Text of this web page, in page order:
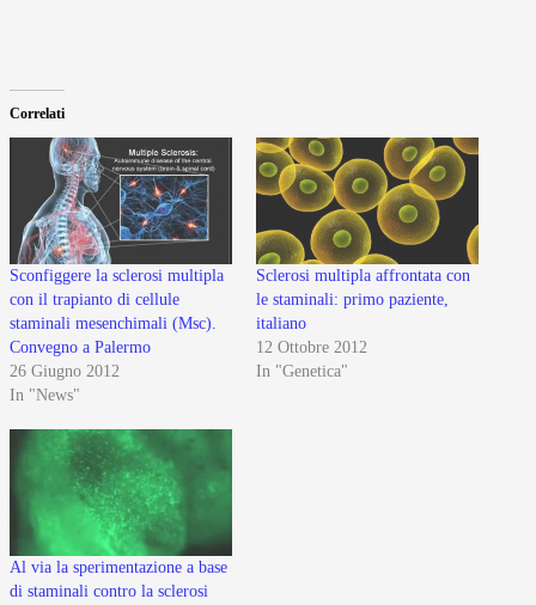
Correlati
Sconfiggere la sclerosi multipla
con il trapianto di cellule
staminali mesenchimali (Msc).
Convegno a Palermo
26 Giugno 2012
In "News"
Sclerosi multipla affrontata con
le staminali: primo paziente,
italiano
12 Ottobre 2012
In "Genetica"
Al via la sperimentazione a base
di staminali contro la sclerosi